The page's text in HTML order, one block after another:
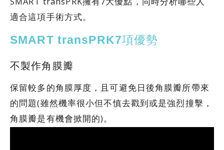
適合這項手術方式。
SMART transPRK7項優勢
不製作角膜瓣
保留較多的角膜厚度，且可避免日後角膜瓣所帶來
的問題(雖然機率很小但不慎去戳到或是強烈撞擊，
角膜瓣是有機會掀開的)。